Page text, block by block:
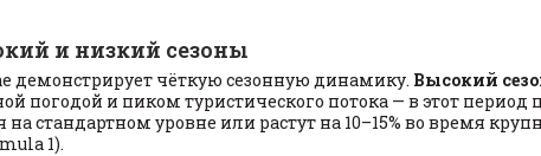
и низкий сезоны
демонстрирует чёткую сезонную динамику. Высокий
погодой и пиком туристического потока — в этот
стандартном уровне или растут на 10–15% во время
1).